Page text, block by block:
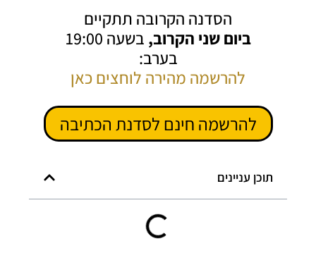
הסדנה הקרובה תתקיים
ביום שני הקרוב,
בשעה 19:00
בערב:
להרשמה מהירה לוחצים כאן
להרשמה חינם לסדנת הכתיבה
תוכן עניינים